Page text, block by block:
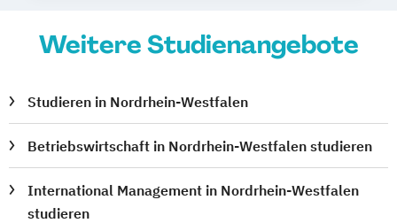
Weitere Studienangebote
Studieren in Nordrhein-Westfalen
Betriebswirtschaft in Nordrhein-Westfalen studieren
International Management in Nordrhein-Westfalen
studieren